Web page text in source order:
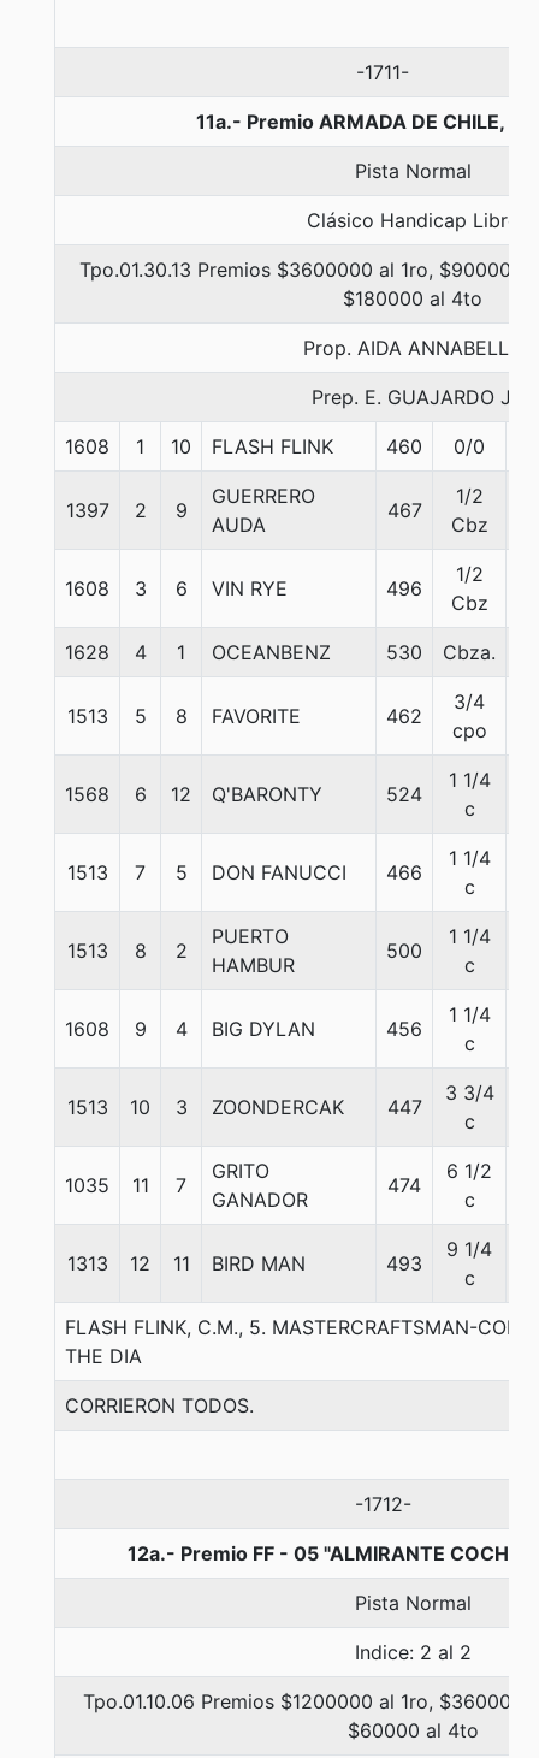
-1711-
11a.- Premio ARMADA DE CHILE,
Pista Normal
Clásico Handicap Libre
Tpo.01.30.13 Premios $3600000 al 1ro, $900000
$180000 al 4to
Prop. AIDA ANNABELLA
Prep. E. GUAJARDO J.
1608 1 10 FLASH FLINK 460 0/0
1397 2 9
GUERRERO
AUDA
467
1/2
Cbz
1608 3 6 VIN RYE 496
1/2
Cbz
1628 4 1 OCEANBENZ 530 Cbza.
1513 5 8 FAVORITE 462
3/4
cpo
1568 6 12 Q'BARONTY 524
1 1/4
c
1513 7 5 DON FANUCCI 466
1 1/4
c
1513 8 2
PUERTO
HAMBUR
500
1 1/4
c
1608 9 4 BIG DYLAN 456
1 1/4
c
1513 10 3 ZOONDERCAK 447
3 3/4
c
1035 11 7
GRITO
GANADOR
474
6 1/2
c
1313 12 11 BIRD MAN 493
9 1/4
c
FLASH FLINK, C.M., 5. MASTERCRAFTSMAN-
THE DIA
CORRIERON TODOS.
-1712-
12a.- Premio FF - 05 "ALMIRANTE
Pista Normal
Indice: 2 al 2
Tpo.01.10.06 Premios $1200000 al 1ro, $360000
$60000 al 4to